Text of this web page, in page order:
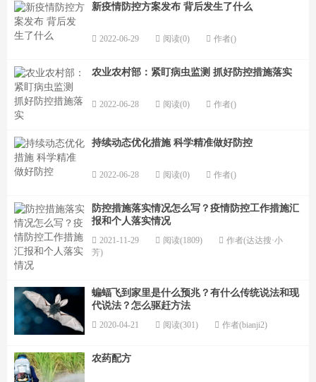
新疫情防控方案发布 背后发生了什么
2022-06-29 阅读(0) 作者()
农业农村部：紧盯病虫监测 抓好防控措施落实
2022-06-28 阅读(0) 作者()
持续动态优化措施 科学精准做好防控
2022-06-28 阅读(0) 作者()
防控措施落实情况怎么写？疫情防控工作措施汇
报和个人落实情况
2021-11-29 阅读(1809)
作者(达达搜·小
芳)
蝙蝠飞到家里是什么预兆？有什么传统说法和现
代说法？怎么驱赶方法
2020-04-21 阅读(301) 作者(bianji2)
农药配方